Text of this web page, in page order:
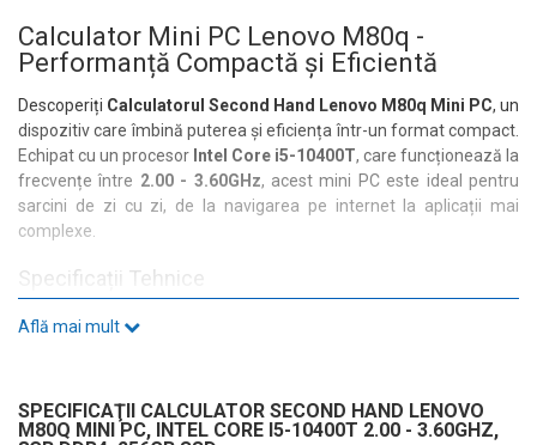
Calculator Mini PC Lenovo M80q -
Performanță Compactă și Eficientă
Descoperiți Calculatorul Second Hand Lenovo M80q Mini PC, un
dispozitiv care îmbină puterea și eficiența într-un format compact.
Echipat cu un procesor Intel Core i5-10400T, care funcționează la
frecvențe între 2.00 - 3.60GHz, acest mini PC este ideal pentru
sarcini de zi cu zi, de la navigarea pe internet la aplicații mai
complexe.
Specificații Tehnice
Cu8GB DDR4
experiența vizuală.
Află mai mult
SPECIFICAŢII CALCULATOR SECOND HAND LENOVO
M80Q MINI PC, INTEL CORE I5-10400T 2.00 - 3.60GHZ,